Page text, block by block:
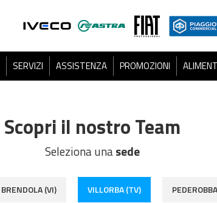
SERVIZI ASSISTENZA PROMOZIONI
Scopri il nostro Team
Seleziona unasede
BRENDOLA (VI) VILLORBA (TV)